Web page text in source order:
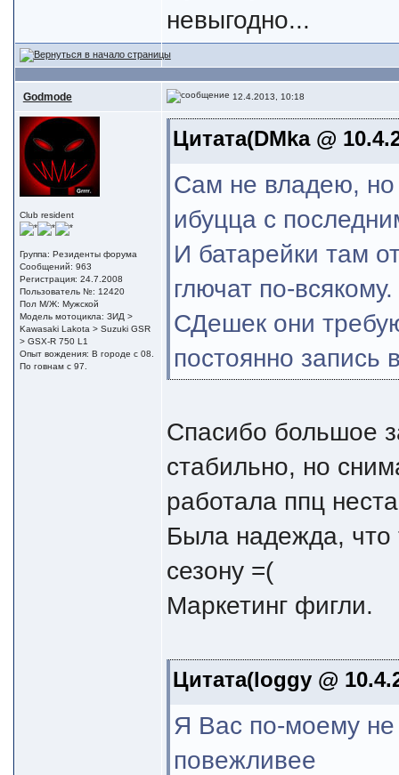
невыгодно...
Godmode 12.4.2013, 10:18
Club resident
Группа: Резиденты форума
Сообщений: 963
Регистрация: 24.7.2008
Пользователь №: 12420
Пол М/Ж: Мужской
Модель мотоцикла: ЗИД >
Kawasaki Lakota > Suzuki GSR
> GSX-R 750 L1
Опыт вождения: В городе с 08.
По говнам с 97.
Цитата(DMka @
Сам не владею, но
ибуцца с
И батарейки там
глючат по-всякому.
СДешек они
постоянно запись
Спасибо большое
стабильно, но
работала ппц
Была надежда, что
сезону =(
Маркетинг фигли.
Цитата(loggy @
Я Вас по-моему не
повежливее